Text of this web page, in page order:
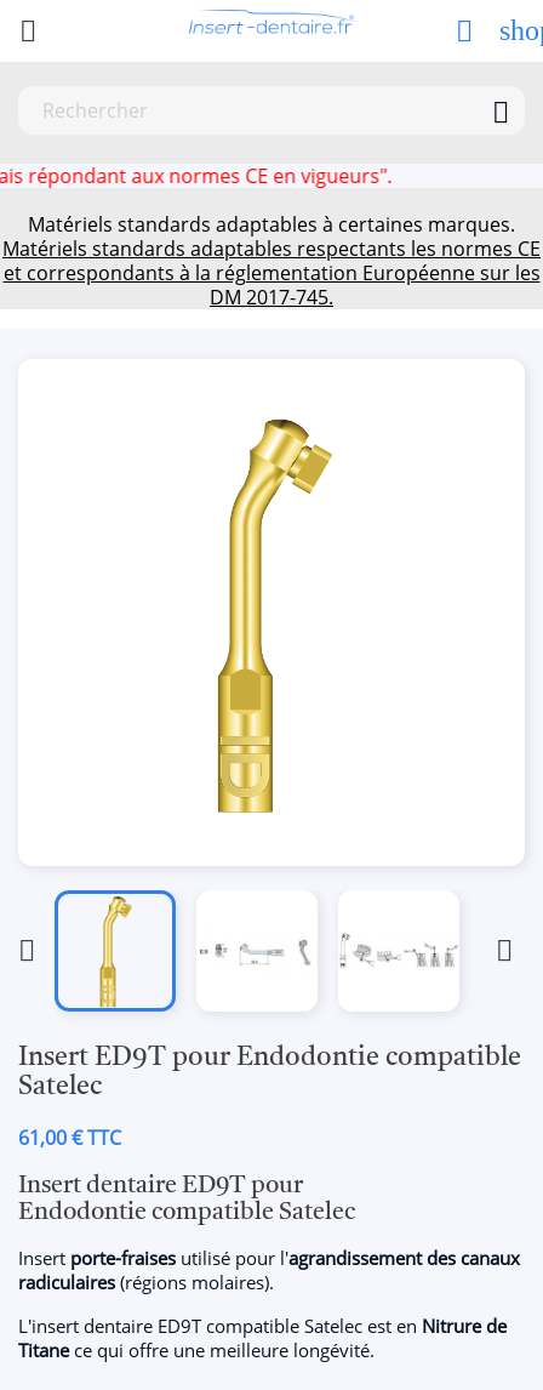
 

aux normes CE en vigueurs".
Matériels standards adaptables à certaines marques.
Matériels standards adaptables respectants les normes CE
et correspondants à la réglementation Européenne sur les
DM 2017-745.
 
Insert ED9T pour Endodontie compatible
Satelec
61,00 € TTC
Insert dentaire ED9T pour
Endodontie compatible Satelec
Insert porte-fraises utilisé pour l'agrandissement des canaux
radiculaires (régions molaires).
L'insert dentaire ED9T compatible Satelec est en Nitrure de
Titanece qui offre une meilleure longévité.